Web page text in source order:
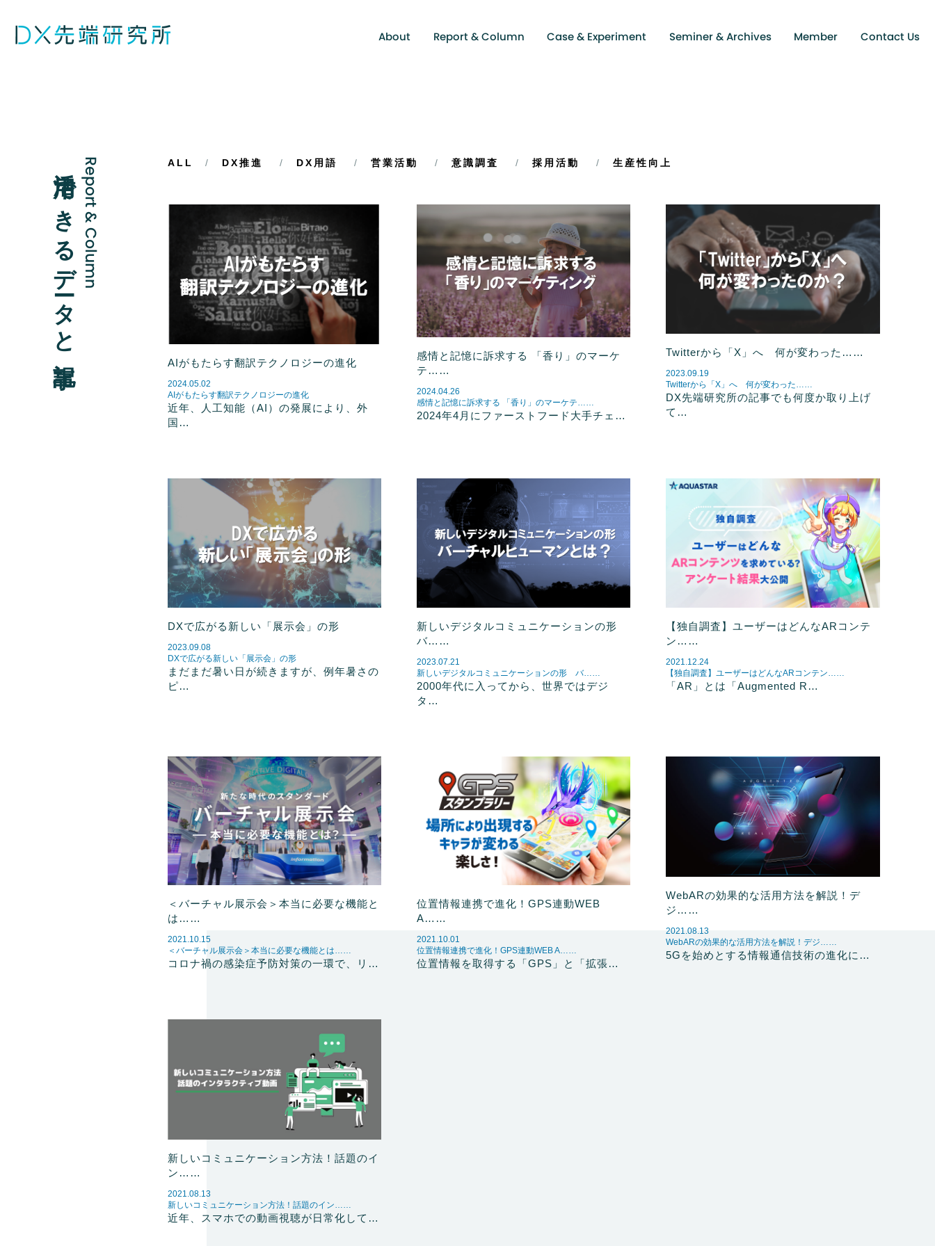
About Report & Column Case & Experiment Seminer & Archives Member Contact Us
活用できるデータと記事Report & Column ALL DX推進 DX用語 営業活動 意識調査 採用活動 生産性向上
AIがもたらす翻訳テクノロジーの進化
2024.05.02
AIがもたらす翻訳テクノロジーの進化
近年、人工知能（AI）の発展により、外
国…
感情と記憶に訴求する 「香り」のマーケ
テ……
2024.04.26
感情と記憶に訴求する 「香り」のマーケテ……
2024年4月にファーストフード大手チェ…
Twitterから「X」へ 何が変わった……
2023.09.19
Twitterから「X」へ 何が変わった……
DX先端研究所の記事でも何度か取り上げ
て…
DXで広がる新しい「展示会」の形
2023.09.08
DXで広がる新しい「展示会」の形
まだまだ暑い日が続きますが、例年暑さの
ピ…
新しいデジタルコミュニケーションの形
バ……
2023.07.21
新しいデジタルコミュニケーションの形 バ……
2000年代に入ってから、世界ではデジ
タ…
【独自調査】ユーザーはどんなARコンテ
ン……
2021.12.24
【独自調査】ユーザーはどんなARコンテン……
「AR」とは「Augmented R…
＜バーチャル展示会＞本当に必要な機能と
は……
2021.10.15
＜バーチャル展示会＞本当に必要な機能とは……
コロナ禍の感染症予防対策の一環で、リ…
位置情報連携で進化！GPS連動WEB
A……
2021.10.01
位置情報連携で進化！GPS連動WEB A……
位置情報を取得する「GPS」と「拡張…
WebARの効果的な活用方法を解説！デ
ジ……
2021.08.13
WebARの効果的な活用方法を解説！デジ……
5Gを始めとする情報通信技術の進化に…
新しいコミュニケーション方法！話題のイ
ン……
2021.08.13
新しいコミュニケーション方法！話題のイン……
近年、スマホでの動画視聴が日常化して…